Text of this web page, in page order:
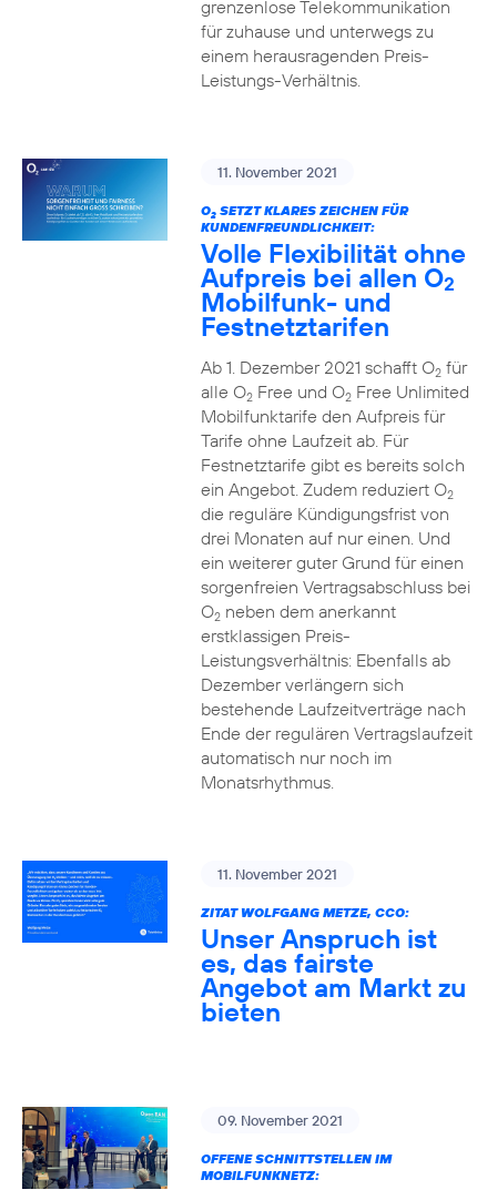
grenzenlose Telekommunikation
für zuhause und unterwegs zu
einem herausragenden Preis-
Leistungs-Verhältnis.
11. November 2021
O2SETZT KLARES ZEICHEN FÜR
KUNDENFREUNDLICHKEIT:
Volle Flexibilität ohne
Aufpreis bei allen O2
Mobilfunk- und
Festnetztarifen
Ab 1. Dezember 2021 schafft O2für
alle O2Free und O2Free Unlimited
Mobilfunktarife den Aufpreis für
Tarife ohne Laufzeit ab. Für
Festnetztarife gibt es bereits solch
ein Angebot. Zudem reduziert O2
die reguläre Kündigungsfrist von
drei Monaten auf nur einen. Und
ein weiterer guter Grund für einen
sorgenfreien Vertragsabschluss bei
O2neben dem anerkannt
erstklassigen Preis-
Leistungsverhältnis: Ebenfalls ab
Dezember verlängern sich
bestehende Laufzeitverträge nach
Ende der regulären Vertragslaufzeit
automatisch nur noch im
Monatsrhythmus.
11. November 2021
ZITAT WOLFGANG METZE, CCO:
Unser Anspruch ist
es, das fairste
Angebot am Markt zu
bieten
09. November 2021
OFFENE SCHNITTSTELLEN IM
MOBILFUNKNETZ: